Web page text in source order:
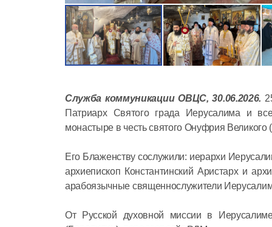
Служба коммуникации ОВЦС, 30.06.2026.
Патриарх Святого града Иерусалима и
монастыре в честь святого Онуфрия
Его Блаженству сослужили: иерархи
архиепископ Константинский Аристарх и
арабоязычные священнослужители
От Русской духовной миссии в